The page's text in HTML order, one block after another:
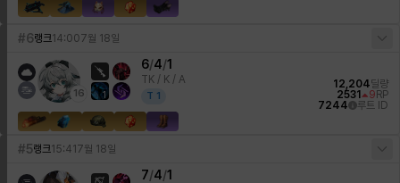
#6랭크14:007월 18일
16 1
6/4/1
TK / K / A
T 1
12,204딜량
2531
9 RP
7244
루트 ID
#5랭크15:41 7월 18일
7/4/1